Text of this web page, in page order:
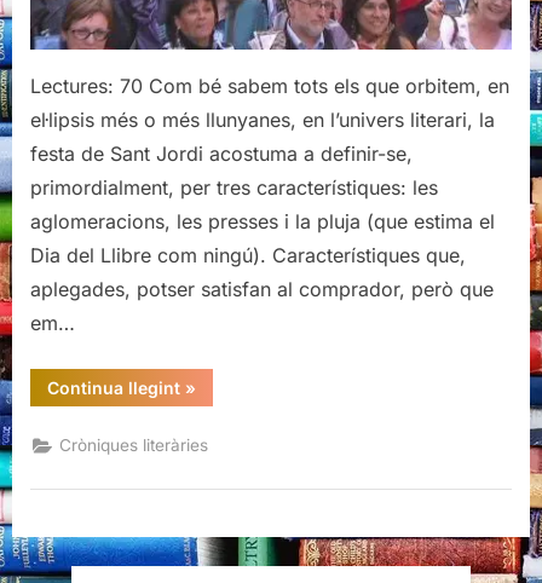
de
la
Llibreria
El
Cucut
Lectures: 70 Com bé sabem tots els que orbitem, en
el·lipsis més o més llunyanes, en l’univers literari, la
festa de Sant Jordi acostuma a definir-se,
primordialment, per tres característiques: les
aglomeracions, les presses i la pluja (que estima el
Dia del Llibre com ningú). Característiques que,
aplegades, potser satisfan al comprador, però que
em…
Continua llegint“Sant
Jordi
ritme
de
6è
de
la
Llibreria
»
Cròniques literàries